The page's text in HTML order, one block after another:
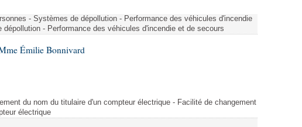
- Systèmes de dépollution - Performance des véhicules d'incendie
- Performance des véhicules d'incendie et de secours
Émilie Bonnivard
du nom du titulaire d'un compteur électrique - Facilité de changement
électrique